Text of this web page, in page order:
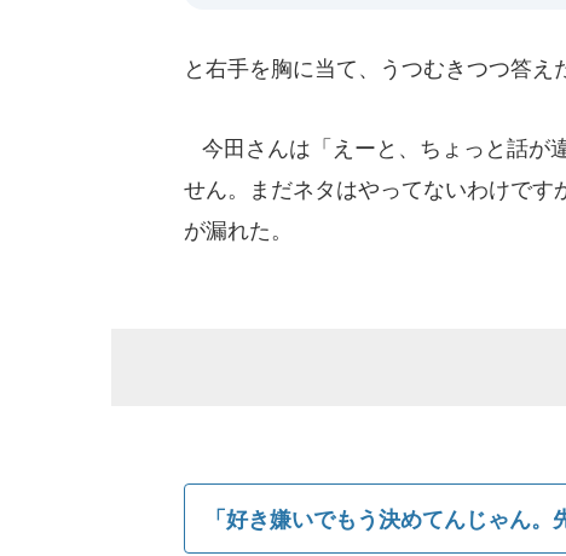
と右手を胸に当て、うつむきつつ答え
今田さんは「えーと、ちょっと話が
せん。まだネタはやってないわけで
が漏れた。
「好き嫌いでもう決めてんじゃん。